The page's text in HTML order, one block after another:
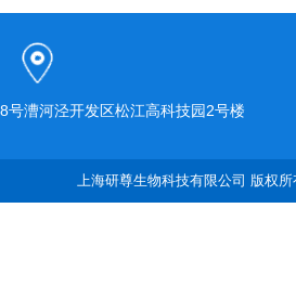
号漕河泾开发区松江高科技园2号楼
上海研尊生物科技有限公司 版权